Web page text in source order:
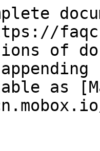
of
as